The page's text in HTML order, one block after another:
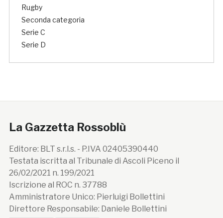
Rugby
Seconda categoria
Serie C
Serie D
La Gazzetta Rossoblù
Editore: BLT s.r.l.s. - P.IVA 02405390440
Testata iscritta al Tribunale di Ascoli Piceno il
26/02/2021 n. 199/2021
Iscrizione al ROC n. 37788
Amministratore Unico: Pierluigi Bollettini
Direttore Responsabile: Daniele Bollettini